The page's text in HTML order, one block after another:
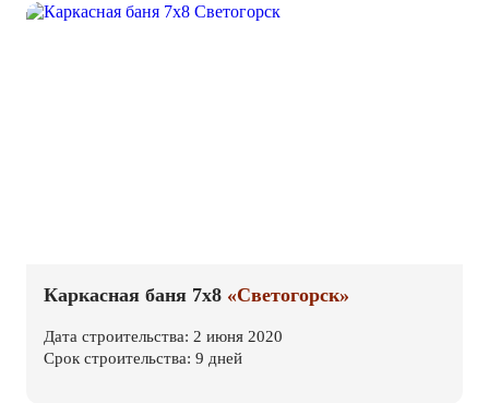
Каркасная баня 7х8 «Светогорск»
Дата строительства: 2 июня 2020
Срок строительства: 9 дней